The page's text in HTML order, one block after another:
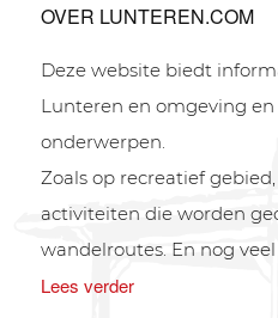
OVER LUNTEREN.COM
Deze website biedt
Lunteren en omgeving
onderwerpen.
Zoals op recreatief
activiteiten die worden
wandelroutes. En nog
Lees verder